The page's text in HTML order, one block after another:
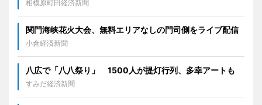
相模原町田経済新聞
関門海峡花火大会、無料エリアなしの門司側をライブ配信
小倉経済新聞
八広で「八八祭り」 1500人が提灯行列、多幸アートも
すみだ経済新聞